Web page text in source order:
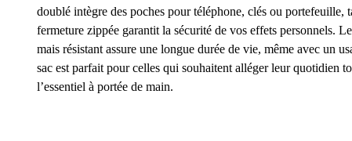
doublé intègre des poches pour téléphone, clés ou portefeuille,
fermeture zippée garantit la sécurité de vos effets personnels.
mais résistant assure une longue durée de vie, même avec un
sac est parfait pour celles qui souhaitent alléger leur quotidien
l’essentiel à portée de main.